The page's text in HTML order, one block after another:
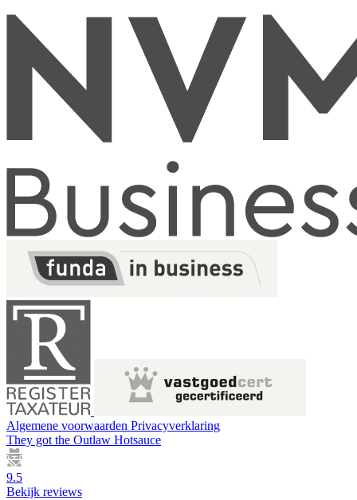
Algemene voorwaarden Privacyverklaring
They got the Outlaw Hotsauce
9.5
Bekijk reviews